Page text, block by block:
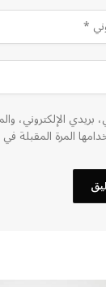
الإلكتروني،
المرة المقبلة